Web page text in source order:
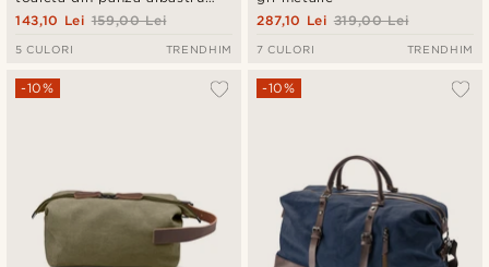
denim și piele maro
159,00 Lei
143,10 Lei
5 CULORI TRENDHIM
319,00 Lei
287,10 Lei
7 CULORI TRENDHIM
-10% -10%